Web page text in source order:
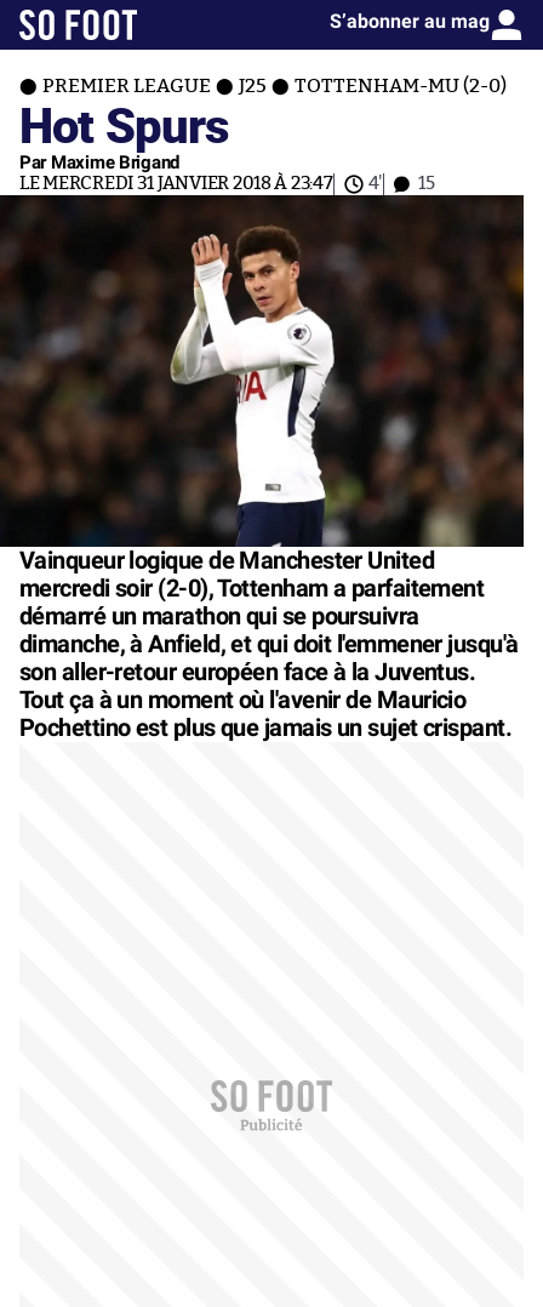
S’abonner au mag
PREMIER LEAGUE J25 TOTTENHAM-MU (2-0)
Hot Spurs
Par Maxime Brigand
LE MERCREDI 31 JANVIER 2018 À 23:47 4' 15
Vainqueur logique de Manchester United
mercredi soir (2-0), Tottenham a parfaitement
démarré un marathon qui se poursuivra
dimanche, à Anfield, et qui doit l'emmener jusqu'à
son aller-retour européen face à la Juventus.
Tout ça à un moment où l'avenir de Mauricio
Pochettino est plus que jamais un sujet crispant.